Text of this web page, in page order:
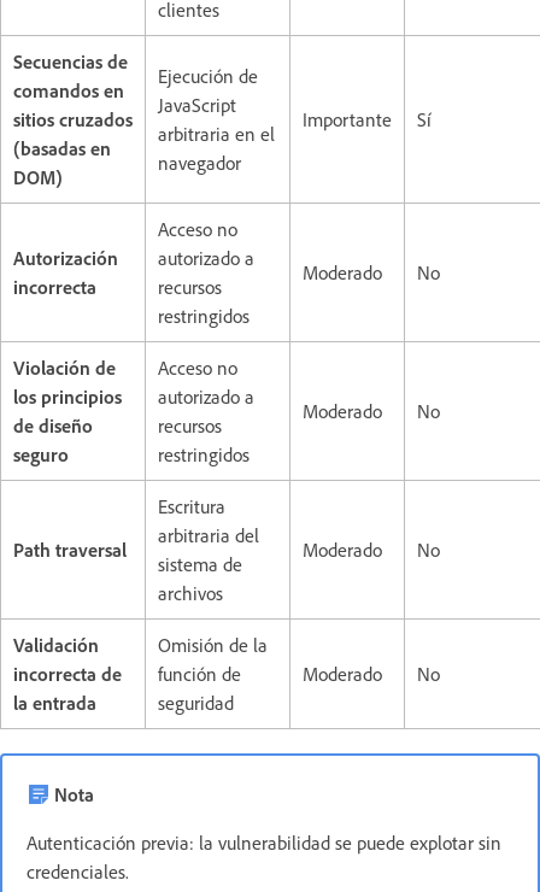
clientes
Secuencias de
comandos en
sitios cruzados
(basadas en
DOM)
Ejecución de
JavaScript
arbitraria en el
navegador
Importante Sí
Autorización
incorrecta
Acceso no
autorizado a
recursos
restringidos
Moderado No
Violación de
los principios
de diseño
seguro
Acceso no
autorizado a
recursos
restringidos
Moderado No
Path traversal
Escritura
arbitraria del
sistema de
archivos
Moderado No
Validación
incorrecta de
la entrada
Omisión de la
función de
seguridad
Moderado No
Nota
Autenticación previa: la vulnerabilidad se puede explotar sin
credenciales.